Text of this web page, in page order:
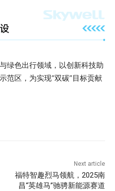
绿色出行领域，以创新科技助
范区，为实现“双碳”目标贡献
Next article
福特智趣烈马领航，2025南
昌“英雄马”驰骋新能源赛道